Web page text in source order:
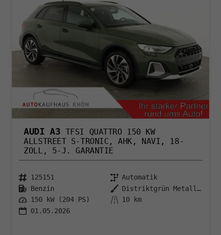
AUDI A3 TFSI QUATTRO 150 KW
ALLSTREET S-TRONIC, AHK, NAVI, 18-
ZOLL, 5-J. GARANTIE
125151
Automatik
Benzin
Distriktgrün Metallic
150 kW (204 PS)
10 km
01.05.2026